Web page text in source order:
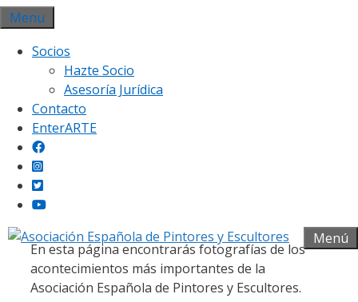
Saltar
al
contenido
Menu
Socios
Hazte Socio
Asesoría Jurídica
Contacto
EnterARTE
Menú
Galería fotográfica
En esta página encontrarás fotografías de los
acontecimientos más importantes de la
Asociación Española de Pintores y Escultores.